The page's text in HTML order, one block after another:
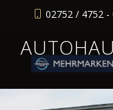
02752 / 4752 -